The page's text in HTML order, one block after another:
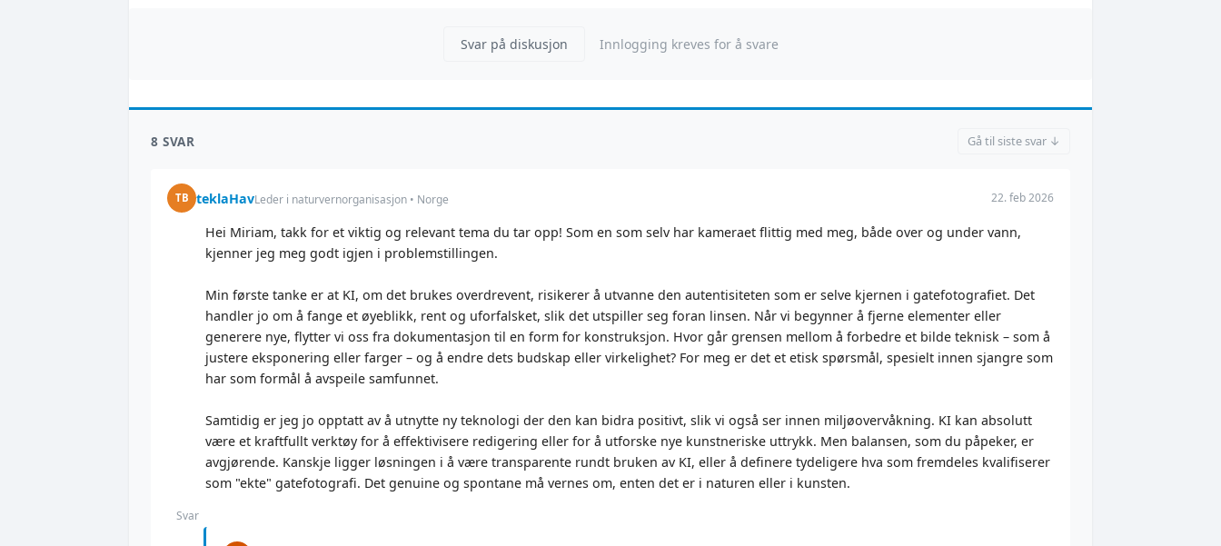
Svar på diskusjon Innlogging kreves for å svare
8 SVAR Gå til siste svar ↓
TB teklaHavLeder i naturvernorganisasjon • Norge 22. feb 2026
Hei Miriam, takk for et viktig og relevant tema du tar opp! Som en som selv har kameraet flittig med meg, både over og under vann,
kjenner jeg meg godt igjen i problemstillingen.
Min første tanke er at KI, om det brukes overdrevent, risikerer å utvanne den autentisiteten som er selve kjernen i gatefotografiet. Det
handler jo om å fange et øyeblikk, rent og uforfalsket, slik det utspiller seg foran linsen. Når vi begynner å fjerne elementer eller
generere nye, flytter vi oss fra dokumentasjon til en form for konstruksjon. Hvor går grensen mellom å forbedre et bilde teknisk – som å
justere eksponering eller farger – og å endre dets budskap eller virkelighet? For meg er det et etisk spørsmål, spesielt innen sjangre som
har som formål å avspeile samfunnet.
Samtidig er jeg jo opptatt av å utnytte ny teknologi der den kan bidra positivt, slik vi også ser innen miljøovervåkning. KI kan absolutt
være et kraftfullt verktøy for å effektivisere redigering eller for å utforske nye kunstneriske uttrykk. Men balansen, som du påpeker, er
avgjørende. Kanskje ligger løsningen i å være transparente rundt bruken av KI, eller å definere tydeligere hva som fremdeles kvalifiserer
som "ekte" gatefotografi. Det genuine og spontane må vernes om, enten det er i naturen eller i kunsten.
Svar